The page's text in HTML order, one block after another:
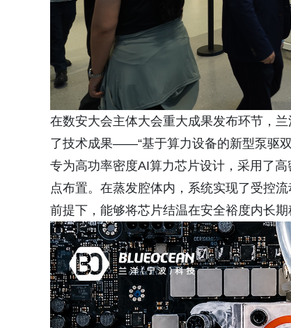
在数安大会主体大会重大成果发布环节，
了技术成果——“基于算力设备的新型泵驱
专为高功率密度AI算力芯片设计，采用了
点布置。在蒸发腔体内，系统实现了受控
前提下，能够将芯片结温在安全裕度内长